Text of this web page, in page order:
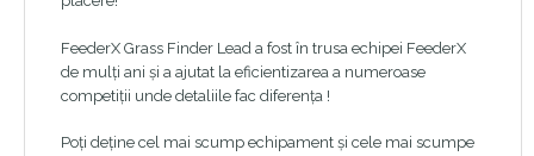
FeederX Grass Finder Lead a fost în trusa echipei FeederX
de mulți ani și a ajutat la eficientizarea a numeroase
competiții unde detaliile fac diferența !
Poți deține cel mai scump echipament și cele mai scumpe